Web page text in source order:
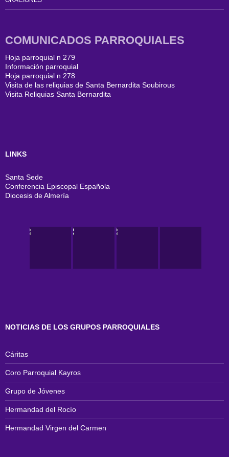
COMUNICADOS PARROQUIALES
Hoja parroquial n 279
Información parroquial
Hoja parroquial n 278
Visita de las reliquias de Santa Bernardita Soubirous
Visita Reliquias Santa Bernardita
LINKS
Santa Sede
Conferencia Episcopal Española
Diocesis de Almería
NOTICIAS DE LOS GRUPOS PARROQUIALES
Cáritas
Coro Parroquial Kayros
Grupo de Jóvenes
Hermandad del Rocío
Hermandad Virgen del Carmen